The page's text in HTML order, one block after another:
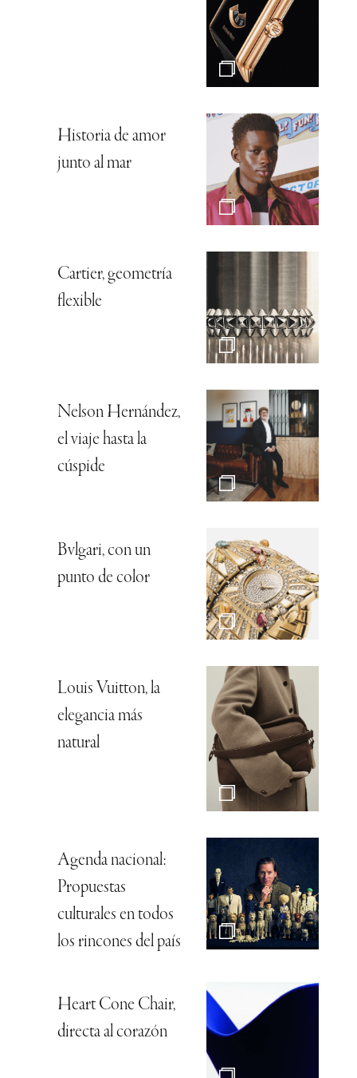
Historia de amor
junto al mar
Cartier, geometría
flexible
Nelson Hernández,
el viaje hasta la
cúspide
Bvlgari, con un
punto de color
Louis Vuitton, la
elegancia más
natural
Agenda nacional:
Propuestas
culturales en todos
los rincones del país
Heart Cone Chair,
directa al corazón